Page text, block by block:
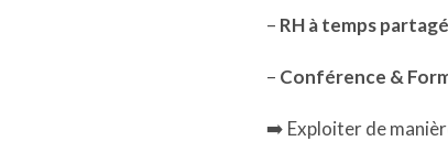
– RH à temps partagé
– Conférence &
➡️ Exploiter de